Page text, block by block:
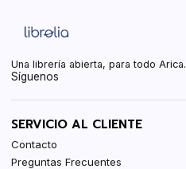
Una librería abierta, para todo Arica.
Síguenos
SERVICIO AL CLIENTE
Contacto
Preguntas Frecuentes